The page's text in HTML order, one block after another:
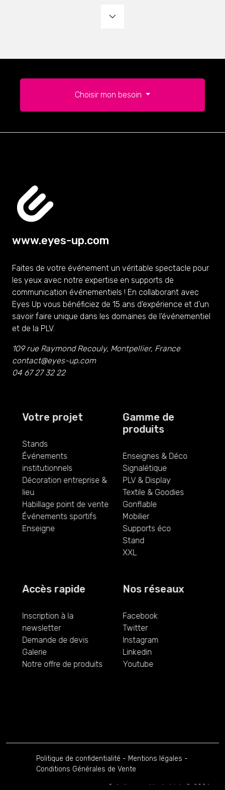
Choisir mon besoin
www.eyes-up.com
Faites de votre événement un véritable spectacle pour
les yeux avec notre expertise en supports de
communication événementiels ! En collaborant avec
Eyes Up vous bénéficiez de 15 ans d’expérience et d’un
savoir faire unique dans les domaines de l’événementiel
et de la PLV.
109 rue Raymond Recouly, Montpellier, France
contact@eyes-up.com
04 67 27 32 22
Votre projet
Stands
Événements
institutionnels
Décoration entreprise &
lieu
Habillage point de vente
Événements sportifs
Enseigne
Gamme de
produits
Enseignes & Déco
Signalétique
PLV & Display
Textile & Goodies
Gonflable
Mobilier
Supports éco
Stand
XXL
Accès rapide
Inscription à la
newsletter
Demande de devis
Galerie
Notre offre de produits
Nos réseaux
Facebook
Twitter
Instagram
Linkedin
Youtube
Politique de confidentialité - Mentions légales -
Conditions Générales de Vente
Création par Vu du Web © 2026